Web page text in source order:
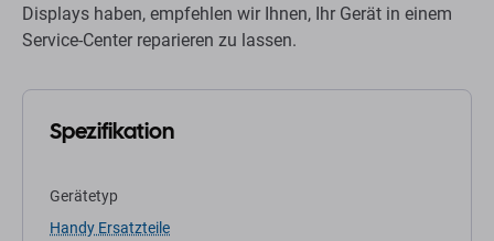
Displays haben, empfehlen wir Ihnen, Ihr Gerät in einem
Service-Center reparieren zu lassen.
Spezifikation
Gerätetyp
Handy Ersatzteile